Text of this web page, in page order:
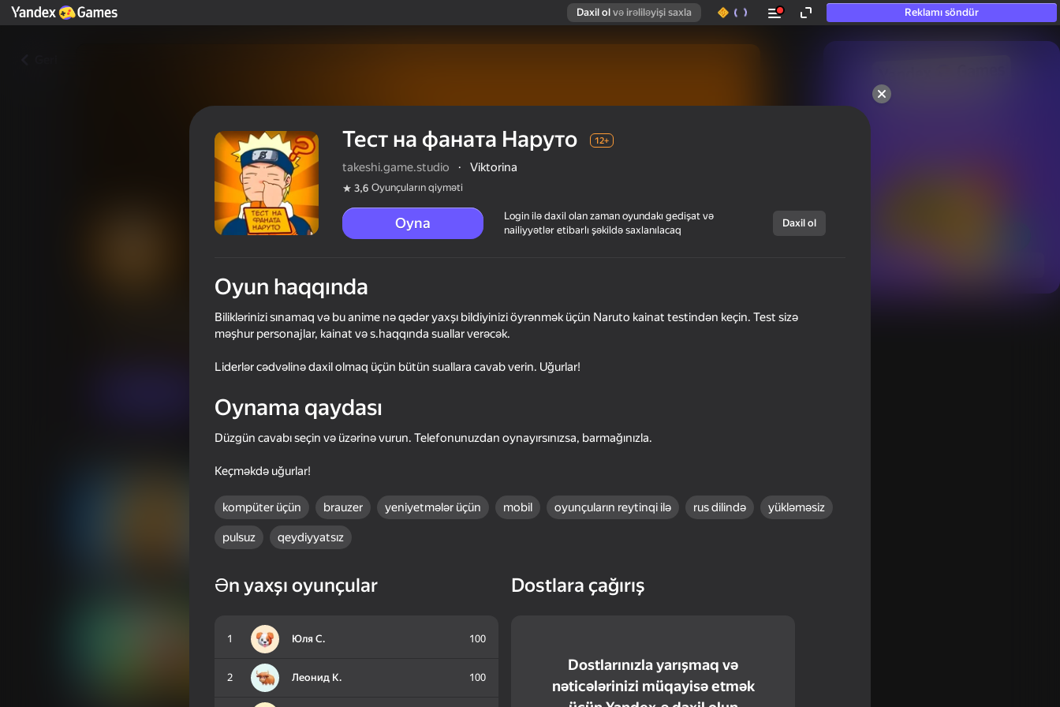
Daxil ol və irəliləyişi saxla Reklamı söndür
Тест на фаната Наруто
Oyunçuların qiyməti 12+
Become the Strongest Clicker: Jujutsu Kaisen Evolution
38 16+ 40
Тест на фаната Наруто 12+
takeshi.game.studio · Viktorina
3,6 Oyunçuların qiyməti
Oyna
Login ilə daxil olan zaman oyundakı gedişat və
nailiyyətlər etibarlı şəkildə saxlanılacaq
Daxil ol
Oyun haqqında
Biliklərinizi sınamaq və bu anime nə qədər yaxşı bildiyinizi öyrənmək üçün Naruto kainat testindən keçin. Test sizə
məşhur personajlar, kainat və s.haqqında suallar verəcək.
Liderlər cədvəlinə daxil olmaq üçün bütün suallara cavab verin. Uğurlar!
Oynama qaydası
Düzgün cavabı seçin və üzərinə vurun. Telefonunuzdan oynayırsınızsa, barmağınızla.
Keçməkdə uğurlar!
kompüter üçün brauzer yeniyetmələr üçün mobil oyunçuların reytinqi ilə rus dilində yükləməsiz
pulsuz qeydiyyatsız
Ən yaxşı oyunçular
1 Юля С. 100
2 Леонид К. 100
Dostlara çağırış
Dostlarınızla yarışmaq və
nəticələrinizi müqayisə etmək